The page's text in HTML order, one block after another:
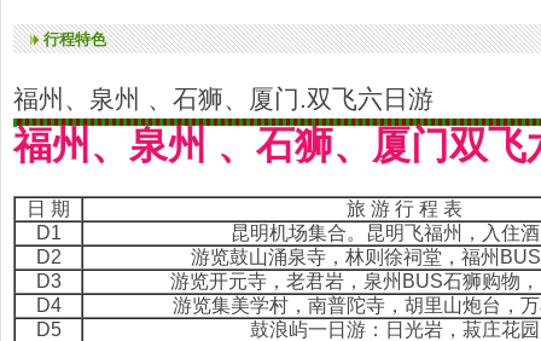
行程特色
福州、泉州 、石狮、厦门.双飞六日游
福州、泉州 、石狮、厦门双飞
日 期
旅 游 行 程 表
D1
昆明机场集合。昆明飞福州，入住
D2
游览鼓山涌泉寺，林则徐祠堂，福州
D3
游览开元寺，老君岩，泉州BUS石狮购物
D4
游览集美学村，南普陀寺，胡里山炮台，
D5
鼓浪屿一日游：日光岩，菽庄花